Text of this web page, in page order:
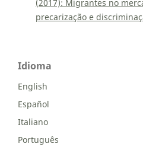
(2017): Migrantes no
precarização e
Idioma
English
Español
Italiano
Português